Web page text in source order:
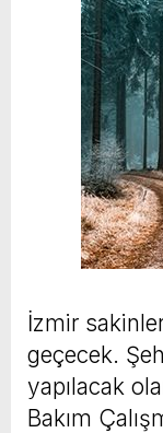
İzmir
geçecek.
yapılacak
Bakım